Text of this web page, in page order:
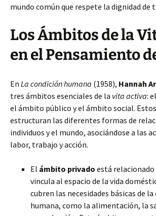
mundo común que respete la dignidad de
Los Ámbitos de la
en el Pensamiento
En La condición humana (1958), Hannah
tres ámbitos esenciales de la vita activa:
el ámbito público y el ámbito social.
estructuran las diferentes formas de
individuos y el mundo, asociándose a las
labor, trabajo y acción.
El ámbito privado está relacionado
vincula al espacio de la vida
cubren las necesidades básicas de
humana, como la alimentación, la